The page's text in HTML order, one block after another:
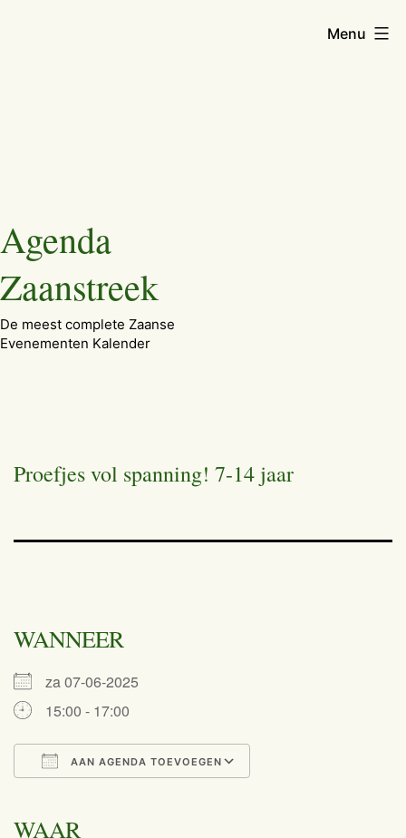
naar
de
inhoud
Agenda
Zaanstreek
De meest complete Zaanse
Evenementen Kalender
Menu
Proefjes vol spanning! 7-14 jaar
WANNEER
za 07-06-2025
15:00 - 17:00
AAN AGENDA TOEVOEGEN
WAAR